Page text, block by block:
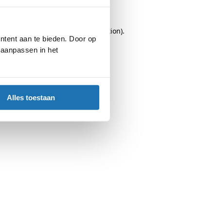
aan te bieden. Door op
in het
Alles toestaan
for more information).